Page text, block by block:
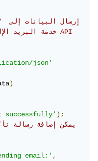
//
خدمة البريد الإلكتروني المحددة باستخدام ال API
json'
)
successfully');
// يمكن إضافة رسالة
email:',